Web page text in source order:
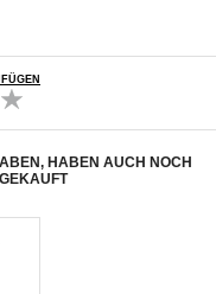
HABEN AUCH NOCH